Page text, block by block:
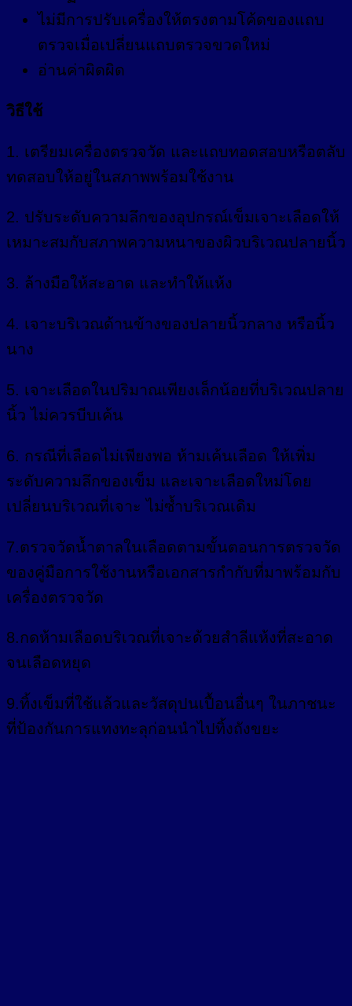
ไม่มีการปรับเครื่องให้ตรงตามโค้ดของแถบ
ตรวจเมื่อเปลี่ยนแถบตรวจขวดใหม่
อ่านค่าผิดผิด
วิธีใช้
1. เตรียมเครื่องตรวจวัด และแถบทอดสอบหรือตลับ
ทดสอบให้อยู่ในสภาพพร้อมใช้งาน
2. ปรับระดับความลึกของอุปกรณ์เข็มเจาะเลือดให้
เหมาะสมกับสภาพความหนาของผิวบริเวณปลายนิ้ว
3. ล้างมือให้สะอาด และทำให้แห้ง
4. เจาะบริเวณด้านข้างของปลายนิ้วกลาง หรือนิ้ว
นาง
5. เจาะเลือดในปริมาณเพียงเล็กน้อยที่บริเวณปลาย
นิ้ว ไม่ควรบีบเค้น
6. กรณีที่เลือดไม่เพียงพอ ห้ามเค้นเลือด ให้เพิ่ม
ระดับความลึกของเข็ม และเจาะเลือดใหม่โดย
เปลี่ยนบริเวณที่เจาะ ไม่ซ้ำบริเวณเดิม
7.ตรวจวัดน้ำตาลในเลือดตามขั้นตอนการตรวจวัด
ของคู่มือการใช้งานหรือเอกสารกำกับที่มาพร้อมกับ
เครื่องตรวจวัด
8.กดห้ามเลือดบริเวณที่เจาะด้วยสำลีแห้งที่สะอาด
จนเลือดหยุด
9.ทิ้งเข็มที่ใช้แล้วและวัสดุปนเปื้อนอื่นๆ ในภาชนะ
ที่ป้องกันการแทงทะลุก่อนนำไปทิ้งถังขยะ